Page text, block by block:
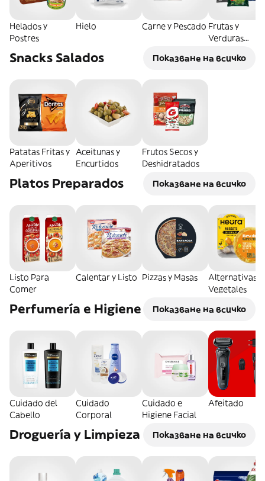
Helados y
Postres
Hielo Carne y Pescado Frutas y
Verduras
Snacks Salados Показване на всичко
Patatas Fritas y
Aperitivos
Aceitunas y
Encurtidos
Frutos Secos y
Deshidratados
Platos Preparados Показване на всичко
Listo Para
Comer
Calentar y Listo Pizzas y Masas
Alternativas
Vegetales
Perfumería e Higiene Показване на всичко
Cuidado del
Cabello
Cuidado
Corporal
Cuidado e
Higiene Facial
Afeitado
Droguería y Limpieza Показване на всичко